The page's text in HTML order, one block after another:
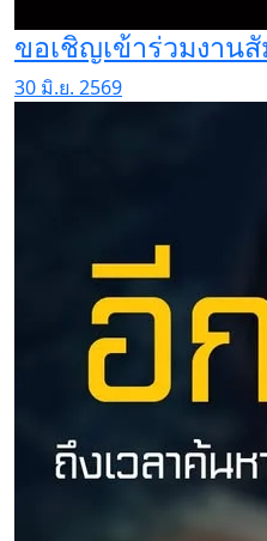
ขอเชิญเข้าร่วมงาน
30 มิ.ย. 2569